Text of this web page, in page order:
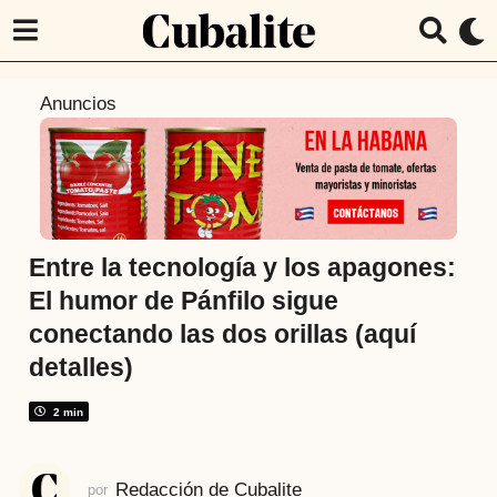
r
á
s
1
a
ñ
o
t
Anuncios
Entre la tecnología y los apagones:
El humor de Pánfilo sigue
conectando las dos orillas (aquí
detalles)
2 min
por Redacción de Cubalite